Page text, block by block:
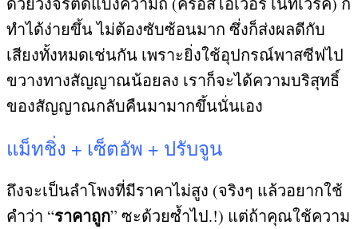
ทำได้ง่ายขึ้น ไม่ต้องซับซ้อนมาก ซึ่งก็ส่งผลดีกับ
เสียงทั้งหมดเช่นกัน เพราะยิ่งใช้อุปกรณ์พาสซีฟไป
ขวางทางสัญญาณน้อยลง เราก็จะได้ความบริสุทธิ์
ของสัญญาณกลับคืนมามากขึ้นนั่นเอง
แม็ทชิ่ง + เซ็ตอัพ + ปรับจูน
ถึงจะเป็นลำโพงที่มีราคาไม่สูง (จริงๆ แล้วอยากใช้
คำว่า “ราคาถูก” ซะด้วยซ้ำไป.!) แต่ถ้าคุณใช้ความ